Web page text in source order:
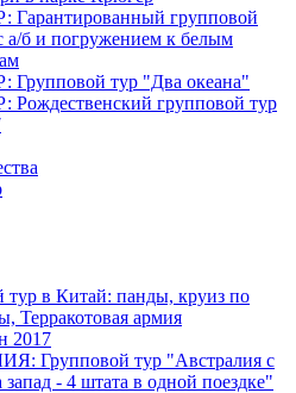
Гарантированный групповой
а/б и погружением к белым
Групповой тур "Два океана"
групповой тур
тур в Китай: панды, круиз по
Терракотовая армия
2017
Групповой тур "Австралия с
запад - 4 штата в одной поездке"